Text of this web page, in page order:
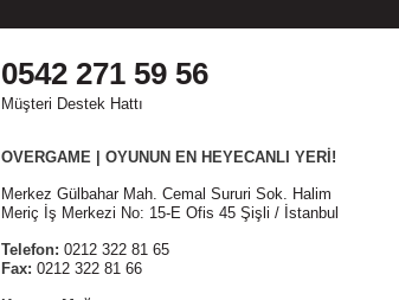
0542 271 59 56
Müşteri Destek Hattı
OVERGAME | OYUNUN EN HEYECANLI YERİ!
Merkez Gülbahar Mah. Cemal Sururi Sok. Halim
Meriç İş Merkezi No: 15-E Ofis 45 Şişli / İstanbul
Telefon: 0212 322 81 65
Fax: 0212 322 81 66